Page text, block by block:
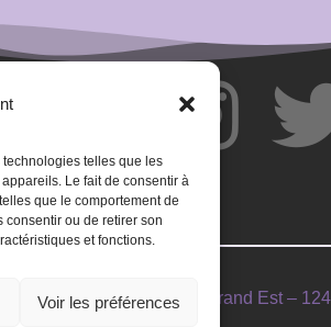
telles que les
Le fait de consentir à
que le comportement de
consentir ou de retirer son
et fonctions.
Voir les préférences
ressources INTIMAGIR Grand Est –